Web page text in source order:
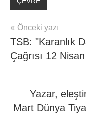
Yazı
gezinmesi
Önceki yazı
TSB: "Karanlık
Çağrısı 12
Yazar,
Mart Dünya